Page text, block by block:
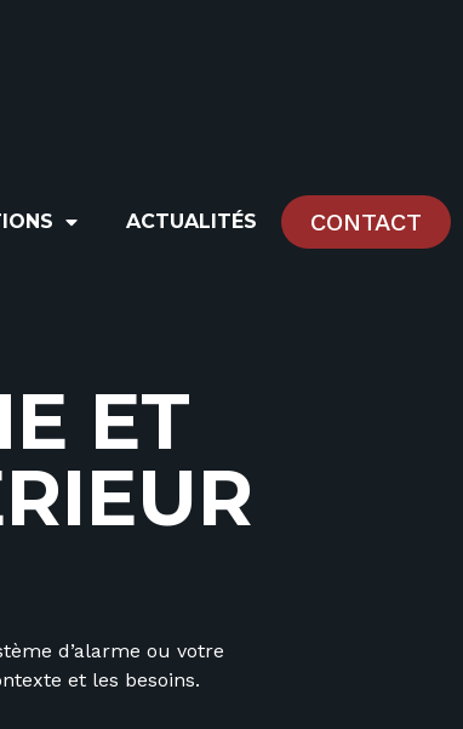
ACTUALITÉS CONTACT
E ET
RIEUR
d’alarme ou votre
et les besoins.